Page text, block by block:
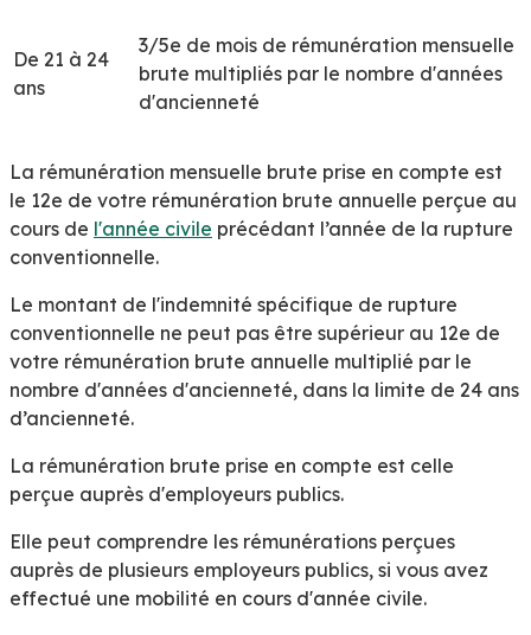
De 21 à 24
ans
3/5e de mois de rémunération mensuelle
brute multipliés par le nombre d'années
d'ancienneté
La rémunération mensuelle brute prise en compte est
le 12e de votre rémunération brute annuelle perçue au
cours de l'année civile précédant l’année de la rupture
conventionnelle.
Le montant de l'indemnité spécifique de rupture
conventionnelle ne peut pas être supérieur au 12e de
votre rémunération brute annuelle multiplié par le
nombre d'années d'ancienneté, dans la limite de 24 ans
d’ancienneté.
La rémunération brute prise en compte est celle
perçue auprès d'employeurs publics.
Elle peut comprendre les rémunérations perçues
auprès de plusieurs employeurs publics, si vous avez
effectué une mobilité en cours d'année civile.